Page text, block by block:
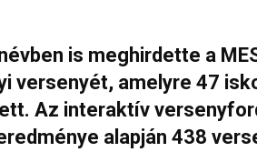
is meghirdette a
versenyét, amelyre 47
Az interaktív
alapján 438